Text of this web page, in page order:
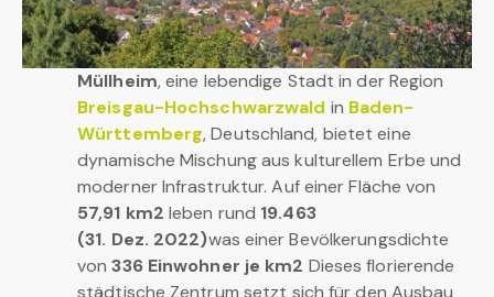
Müllheim, eine lebendige Stadt in der Region
Breisgau-Hochschwarzwald in Baden-
Württemberg, Deutschland, bietet eine
dynamische Mischung aus kulturellem Erbe und
moderner Infrastruktur. Auf einer Fläche von
57,91 km2 leben rund 19.463
(31. Dez. 2022)was einer Bevölkerungsdichte
von336 Einwohner je km2 Dieses florierende
städtische Zentrum setzt sich für den Ausbau